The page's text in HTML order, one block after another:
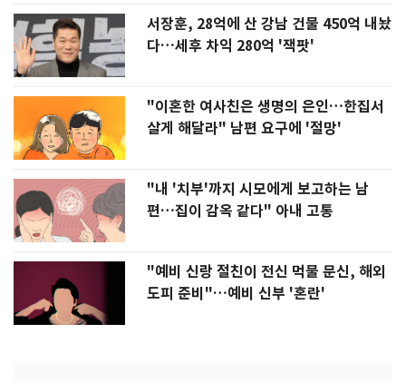
서장훈, 28억에 산 강남 건물 450억 내놨
다…세후 차익 280억 '잭팟'
"이혼한 여사친은 생명의 은인…한집서
살게 해달라" 남편 요구에 '절망'
"내 '치부'까지 시모에게 보고하는 남
편…집이 감옥 같다" 아내 고통
"예비 신랑 절친이 전신 먹물 문신, 해외
도피 준비"…예비 신부 '혼란'